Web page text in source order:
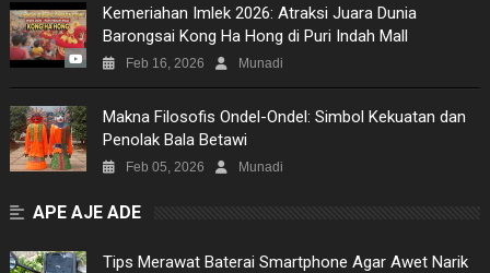
Kemeriahan Imlek 2026: Atraksi Juara Dunia
Barongsai Kong Ha Hong di Puri Indah Mall
Feb 16, 2026 Munadi
Makna Filosofis Ondel-Ondel: Simbol Kekuatan dan
Penolak Bala Betawi
Feb 05, 2026 Munadi
APE AJE ADE
Tips Merawat Baterai Smartphone Agar Awet Narik